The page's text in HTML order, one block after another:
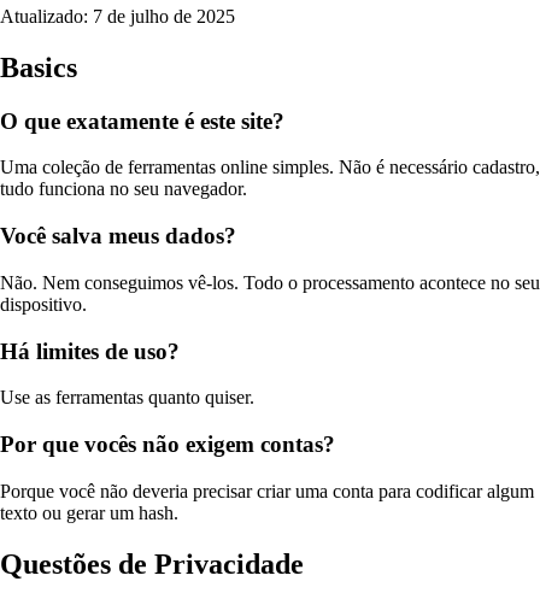
Atualizado: 7 de julho de 2025
Basics
O que exatamente é este site?
Uma coleção de ferramentas online simples. Não é necessário cadastro,
tudo funciona no seu navegador.
Você salva meus dados?
Não. Nem conseguimos vê-los. Todo o processamento acontece no seu
dispositivo.
Há limites de uso?
Use as ferramentas quanto quiser.
Por que vocês não exigem contas?
Porque você não deveria precisar criar uma conta para codificar algum
texto ou gerar um hash.
Questões de Privacidade